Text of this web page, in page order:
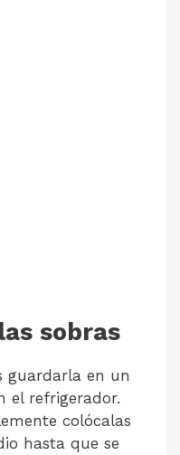
sobras
guardarla en un
el refrigerador.
colócalas
hasta que se